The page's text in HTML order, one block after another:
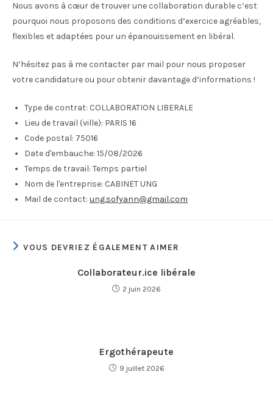
Nous avons à cœur de trouver une collaboration durable c’est
pourquoi nous proposons des conditions d’exercice agréables,
flexibles et adaptées pour un épanouissement en libéral.
N’hésitez pas à me contacter par mail pour nous proposer
votre candidature ou pour obtenir davantage d’informations !
Type de contrat: COLLABORATION LIBERALE
Lieu de travail (ville): PARIS 16
Code postal: 75016
Date d'embauche: 15/08/2026
Temps de travail: Temps partiel
Nom de l'entreprise: CABINET UNG
Mail de contact: ung.sofyann@gmail.com
VOUS DEVRIEZ ÉGALEMENT AIMER
Collaborateur.ice libérale
2 juin 2026
Ergothérapeute
9 juillet 2026